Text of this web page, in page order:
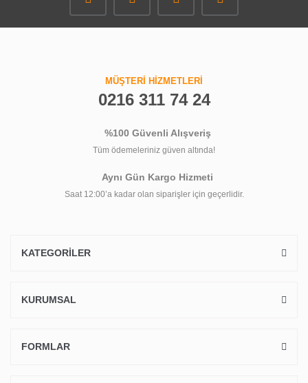
MÜŞTERİ HİZMETLERİ
0216 311 74 24
%100 Güvenli Alışveriş
Tüm ödemeleriniz güven altında!
Aynı Gün Kargo Hizmeti
Saat 12:00’a kadar olan siparişler için geçerlidir.
KATEGORİLER
KURUMSAL
FORMLAR